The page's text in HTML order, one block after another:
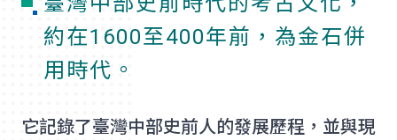
約在1600至400年前，為金石併
用時代。
它記錄了臺灣中部史前人的發展歷程，並與現